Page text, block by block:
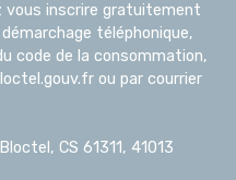
vous inscrire gratuitement
téléphonique,
code de la consommation,
ou par courrier
CS 61311, 41013